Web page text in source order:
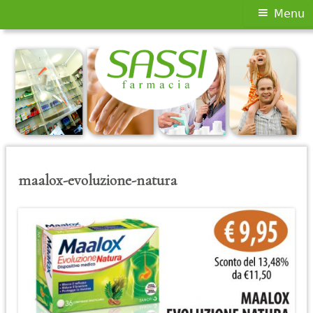
contenuto
principale
Menu
maalox-evoluzione-natura